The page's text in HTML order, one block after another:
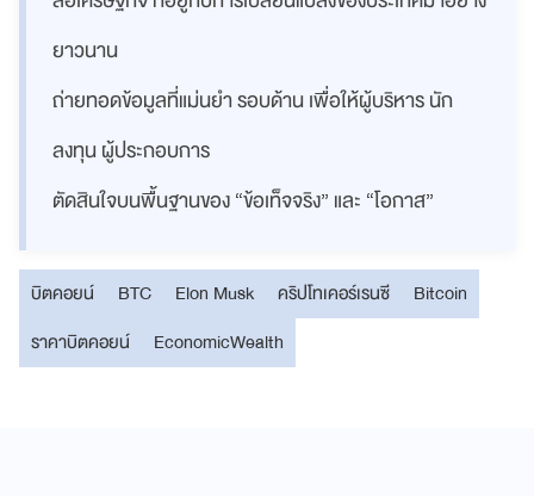
ยาวนาน
ถ่ายทอดข้อมูลที่แม่นยำ รอบด้าน เพื่อให้ผู้บริหาร นัก
ลงทุน ผู้ประกอบการ
ตัดสินใจบนพื้นฐานของ “ข้อเท็จจริง” และ “โอกาส”
บิตคอยน์ BTC Elon Musk คริปโทเคอร์เรนซี
Bitcoin
ราคาบิตคอยน์
EconomicWealth